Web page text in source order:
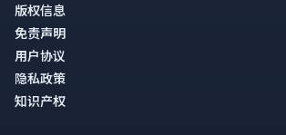
版权信息
免责声明
用户协议
隐私政策
知识产权